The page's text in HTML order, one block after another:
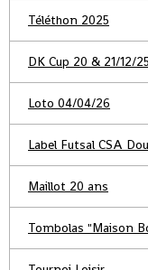
Téléthon 2025
DK Cup 20 & 21/12/25
Loto 04/04/26
Label Futsal CSA
Maillot 20 ans
Tombolas "Maison